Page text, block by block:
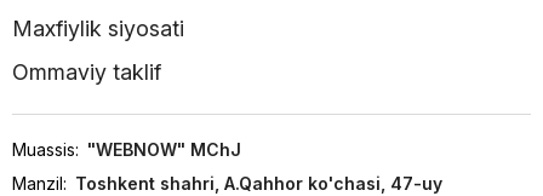
Maxfiylik siyosati
Ommaviy taklif
Muassis: "WEBNOW" MChJ
Manzil: Toshkent shahri, A.Qahhor ko'chasi, 47-uy